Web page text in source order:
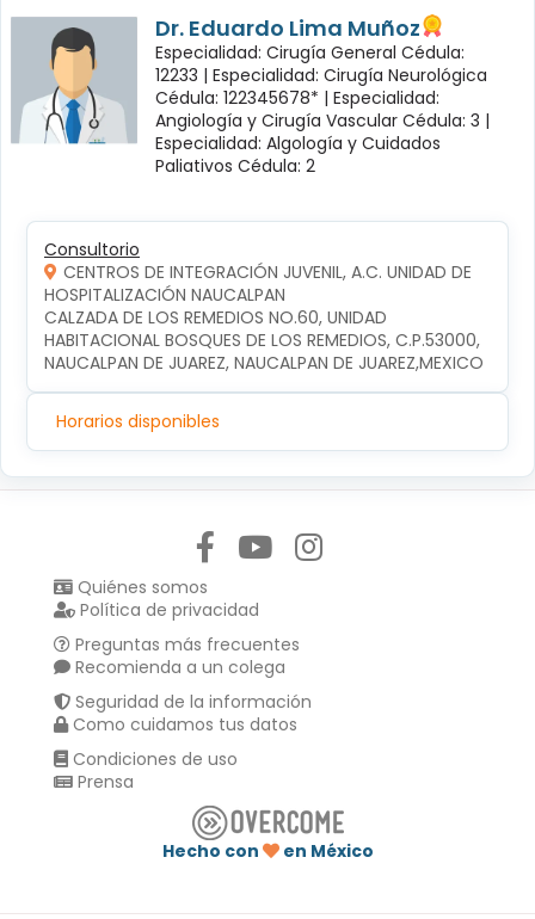
Dr. Eduardo Lima Muñoz
Especialidad: Cirugía General Cédula:
12233 | Especialidad: Cirugía Neurológica
Cédula: 122345678* | Especialidad:
Angiología y Cirugía Vascular Cédula: 3 |
Especialidad: Algología y Cuidados
Paliativos Cédula: 2
Consultorio
CENTROS DE INTEGRACIÓN JUVENIL, A.C. UNIDAD DE
HOSPITALIZACIÓN NAUCALPAN
CALZADA DE LOS REMEDIOS NO.60, UNIDAD
HABITACIONAL BOSQUES DE LOS REMEDIOS, C.P.53000,
NAUCALPAN DE JUAREZ, NAUCALPAN DE JUAREZ,MEXICO
Horarios disponibles
Quiénes somos
Política de privacidad
Preguntas más frecuentes
Recomienda a un colega
Seguridad de la información
Como cuidamos tus datos
Condiciones de uso
Prensa
Hecho con
en México